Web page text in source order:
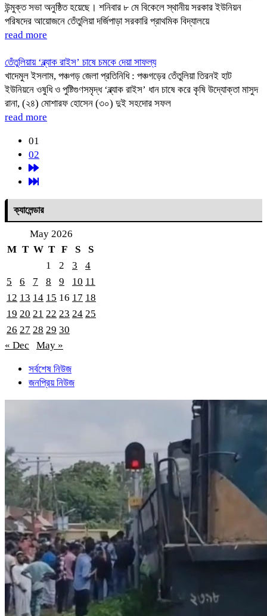
উন্মুক্ত সভা অনুষ্ঠিত হয়েছে। শনিবার ৮ মে বিকেলে স্থানীয় সরকার ইউনিয়ন
পরিষদের আয়োজনে তেঁতুলিয়া দর্জিপাড়া সরকারি প্রাথমিক বিদ্যালয়ে
read more
তেঁতুলিয়ায় ‘ব্ল্যাক রাইস’ চাষে চমকে দেয়া সাফল্য
খাদেমুল ইসলাম, পঞ্চগড় জেলা প্রতিনিধি : পঞ্চগড়ের তেঁতুলিয়া তিরনই হাট
ইউনিয়নে ওষুধি ও পুষ্টিগুণসমৃদ্ধ ‘ব্ল্যাক রাইস’ ধান চাষে করে কৃষি উদ্যোক্তা মাসুদ
রানা, (২৪) মোশারফ হোসেন (৩০) দুই সহদোর সফল
read more
01
02
ক্যালেন্ডার
May 2026
M T W T F S
S
1
2 3
4
5
6 7 8 9 10 11
12 13 14 15 16 17 18
19 20 21 22 23 24 25
26 27 28 29 30
« Dec
May »
সর্বশেষ নিউজ
জনপ্রিয় নিউজ